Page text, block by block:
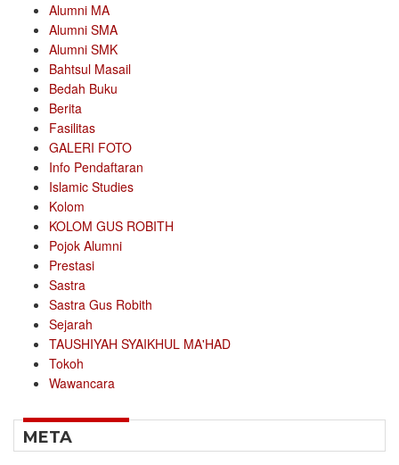
Alumni MA
Alumni SMA
Alumni SMK
Bahtsul Masail
Bedah Buku
Berita
Fasilitas
GALERI FOTO
Info Pendaftaran
Islamic Studies
Kolom
KOLOM GUS ROBITH
Pojok Alumni
Prestasi
Sastra
Sastra Gus Robith
Sejarah
TAUSHIYAH SYAIKHUL MA'HAD
Tokoh
Wawancara
META